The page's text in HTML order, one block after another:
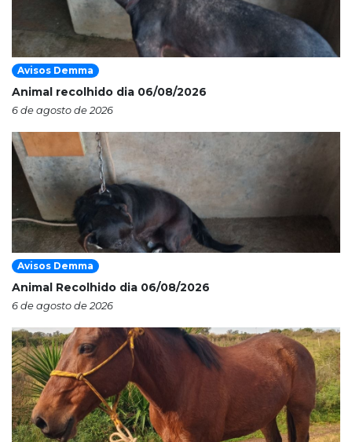
Avisos Demma
Animal recolhido dia 06/08/2026
6 de agosto de 2026
Avisos Demma
Animal Recolhido dia 06/08/2026
6 de agosto de 2026